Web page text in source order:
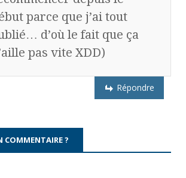
parce que j’ai tout
d’où le fait que ça
pas vite XDD)
Répondre
COMMENTAIRE ?